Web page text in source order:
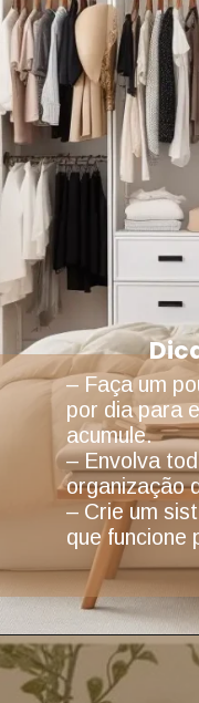
– Faça um
por dia para
acumule.
– Envolva
organização
– Crie um
que funcione